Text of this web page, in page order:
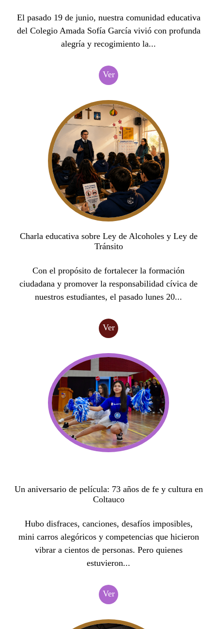
El pasado 19 de junio, nuestra comunidad educativa
del Colegio Amada Sofía García vivió con profunda
alegría y recogimiento la...
Ver
Charla educativa sobre Ley de Alcoholes y Ley de
Tránsito
Con el propósito de fortalecer la formación
ciudadana y promover la responsabilidad cívica de
nuestros estudiantes, el pasado lunes 20...
Ver
Un aniversario de película: 73 años de fe y cultura en
Coltauco
Hubo disfraces, canciones, desafíos imposibles,
mini carros alegóricos y competencias que hicieron
vibrar a cientos de personas. Pero quienes
estuvieron...
Ver